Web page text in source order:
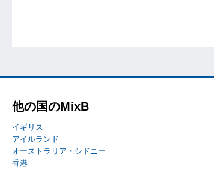
他の国のMixB
イギリス
アイルランド
オーストラリア・シドニー
香港